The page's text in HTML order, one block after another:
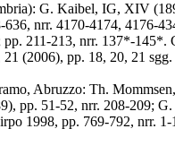
G. Kaibel, IG, XIV
nrr. 4170-4174, 4176-
211-213, nrr. 137*-
21 (2006), pp. 18, 20, 21
Abruzzo: Th.
pp. 51-52, nrr. 208-209;
1998, pp. 769-792, nrr.